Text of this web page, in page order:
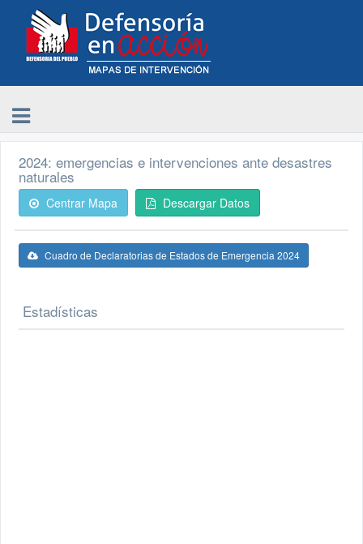
2024: emergencias e intervenciones ante desastres
naturales
Centrar Mapa Descargar Datos
Cuadro de Declaratorias de Estados de Emergencia 2024
Estadísticas